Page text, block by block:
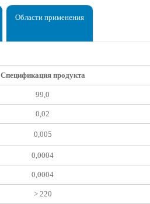
Области применения
Спецификация продукта
99,0
0,02
0,005
0,0004
0,0004
> 220